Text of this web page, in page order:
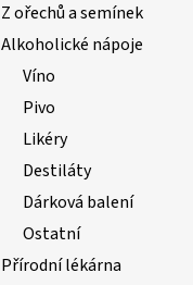
Z ořechů a semínek
Alkoholické nápoje
Víno
Pivo
Likéry
Destiláty
Dárková balení
Ostatní
Přírodní lékárna